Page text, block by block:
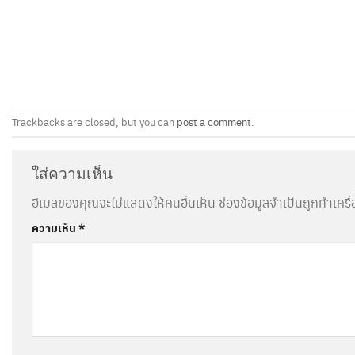
Trackbacks are closed, but you can post a comment.
ใส่ความเห็น
อีเมลของคุณจะไม่แสดงให้คนอื่นเห็น ช่องข้อมูลจำเป็นถูกทำเค
ความเห็น*